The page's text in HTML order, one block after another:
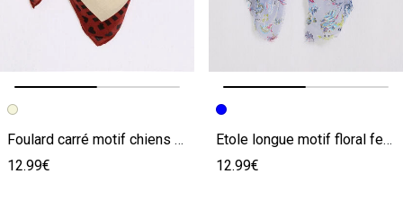
Image précédente
Image suivante
Foulard carré motif chiens femme
12.99€
Image précédente
Image suivante
Etole longue motif floral femme
12.99€